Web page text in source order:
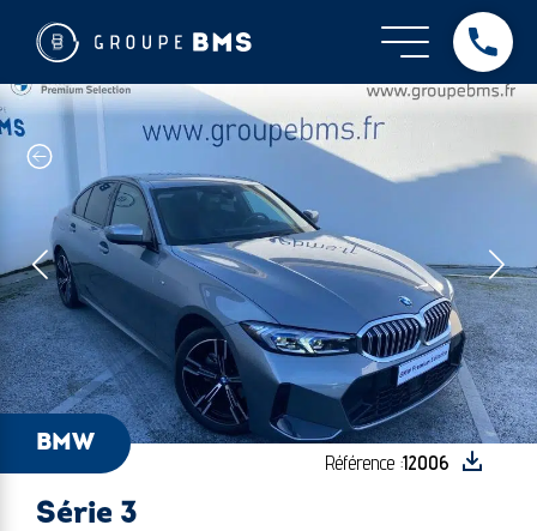
Référence :12006
BMW
Série 3
BMW - Série 3